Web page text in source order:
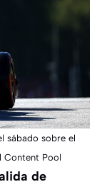
sábado sobre el
Content Pool
de